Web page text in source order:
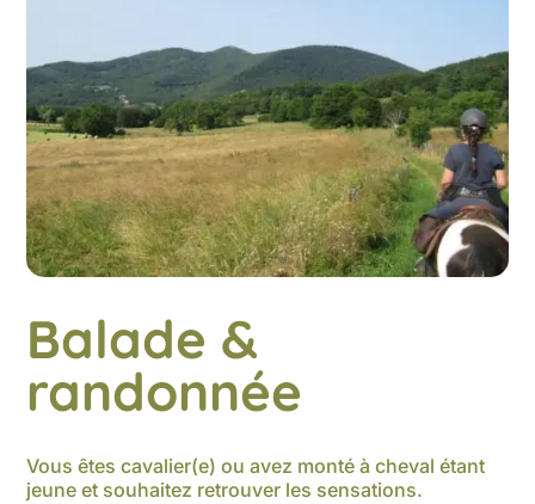
Balade &
randonnée
Vous êtes cavalier(e) ou avez monté à cheval étant
jeune et souhaitez retrouver les sensations.